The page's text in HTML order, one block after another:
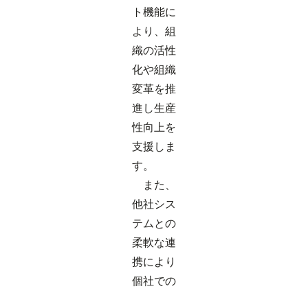
ト機能に
より、組
織の活性
化や組織
変革を推
進し生産
性向上を
支援しま
す。
また、
他社シス
テムとの
柔軟な連
携により
個社での